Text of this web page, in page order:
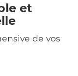
et
de vos